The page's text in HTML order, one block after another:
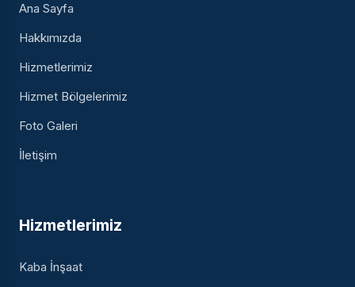
Ana Sayfa
Hakkımızda
Hizmetlerimiz
Hizmet Bölgelerimiz
Foto Galeri
İletişim
Hizmetlerimiz
Kaba İnşaat